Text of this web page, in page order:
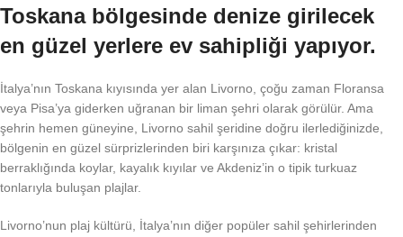
Toskana bölgesinde denize girilecek
en güzel yerlere ev sahipliği yapıyor.
İtalya’nın Toskana kıyısında yer alan Livorno, çoğu zaman Floransa
veya Pisa’ya giderken uğranan bir liman şehri olarak görülür. Ama
şehrin hemen güneyine, Livorno sahil şeridine doğru ilerlediğinizde,
bölgenin en güzel sürprizlerinden biri karşınıza çıkar: kristal
berraklığında koylar, kayalık kıyılar ve Akdeniz’in o tipik turkuaz
tonlarıyla buluşan plajlar.
Livorno’nun plaj kültürü, İtalya’nın diğer popüler sahil şehirlerinden